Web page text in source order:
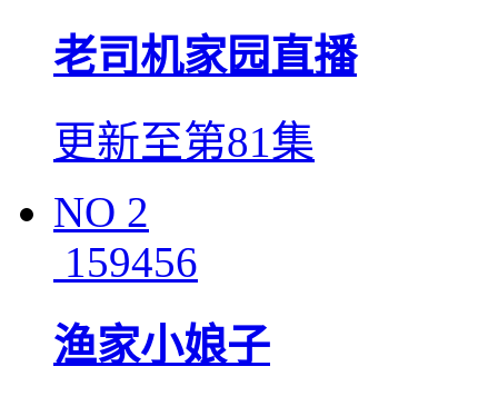
老司机家园直播
更新至第81集
NO 2
159456
渔家小娘子